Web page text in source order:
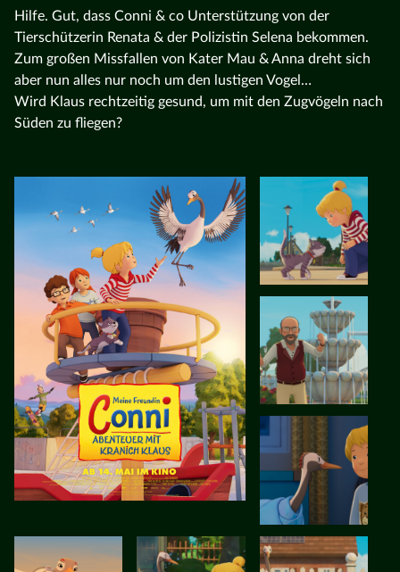
Hilfe. Gut, dass Conni & co Unterstützung von der
Tierschützerin Renata & der Polizistin Selena bekommen.
Zum großen Missfallen von Kater Mau & Anna dreht sich
aber nun alles nur noch um den lustigen Vogel…
Wird Klaus rechtzeitig gesund, um mit den Zugvögeln nach
Süden zu fliegen?